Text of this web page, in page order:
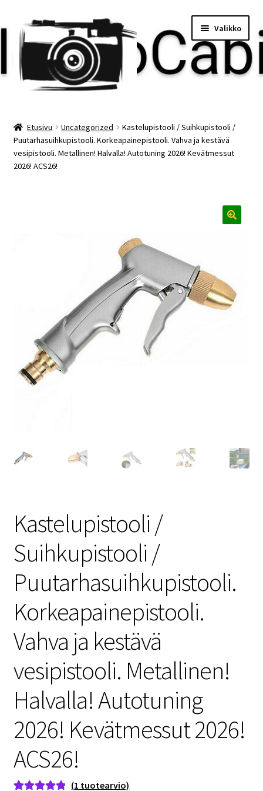
Siirry
navigointiin
Siirry
sisältöön
Valikko
Maksu
Etusivu Uncategorized
Kastelupistooli / Suihkupistooli /
Puutarhasuihkupistooli. Korkeapainepistooli. Vahva ja kestävä
vesipistooli. Metallinen! Halvalla! Autotuning 2026! Kevätmessut
2026! ACS26!
Kastelupistooli /
Suihkupistooli /
Puutarhasuihkupistooli.
Korkeapainepistooli.
Vahva ja kestävä
vesipistooli. Metallinen!
Halvalla! Autotuning
2026! Kevätmessut 2026!
ACS26!
(1 tuotearvio)